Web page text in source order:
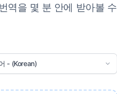
역을 몇 분 안에 받아볼 수
- (Korean)